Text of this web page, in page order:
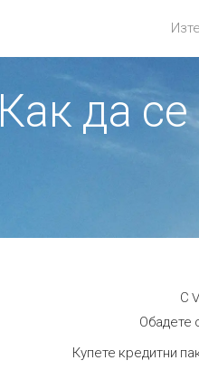
Как да
С
Обадете
Купете кредитни